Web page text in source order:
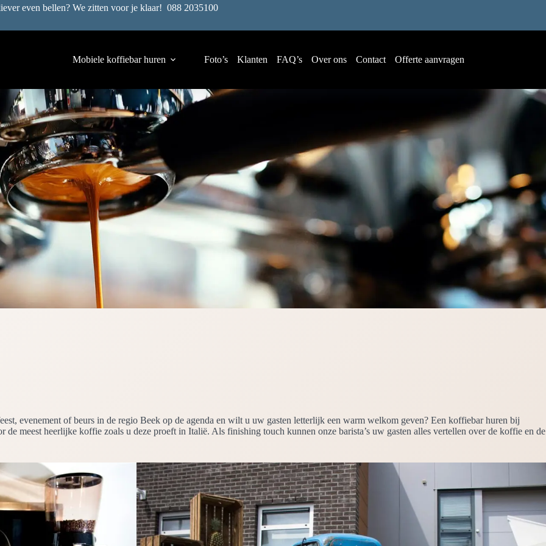
even bellen? We zitten voor je klaar! 088 2035100
Mobiele koffiebar huren Foto’s Klanten FAQ’s Over ons Contact Offerte aanvragen
evenement of beurs in de regio Beek op de agenda en wilt u uw gasten letterlijk een warm welkom geven? Een koffiebar huren bij
meest heerlijke koffie zoals u deze proeft in Italië. Als finishing touch kunnen onze barista’s uw gasten alles vertellen over de koffie en de